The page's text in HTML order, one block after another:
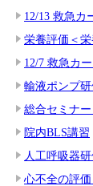
12/13 救急カ
栄養評価＜
12/7 救急カ
輸液ポンプ
総合セミナ
院内BLS講習
人工呼吸器
心不全の評